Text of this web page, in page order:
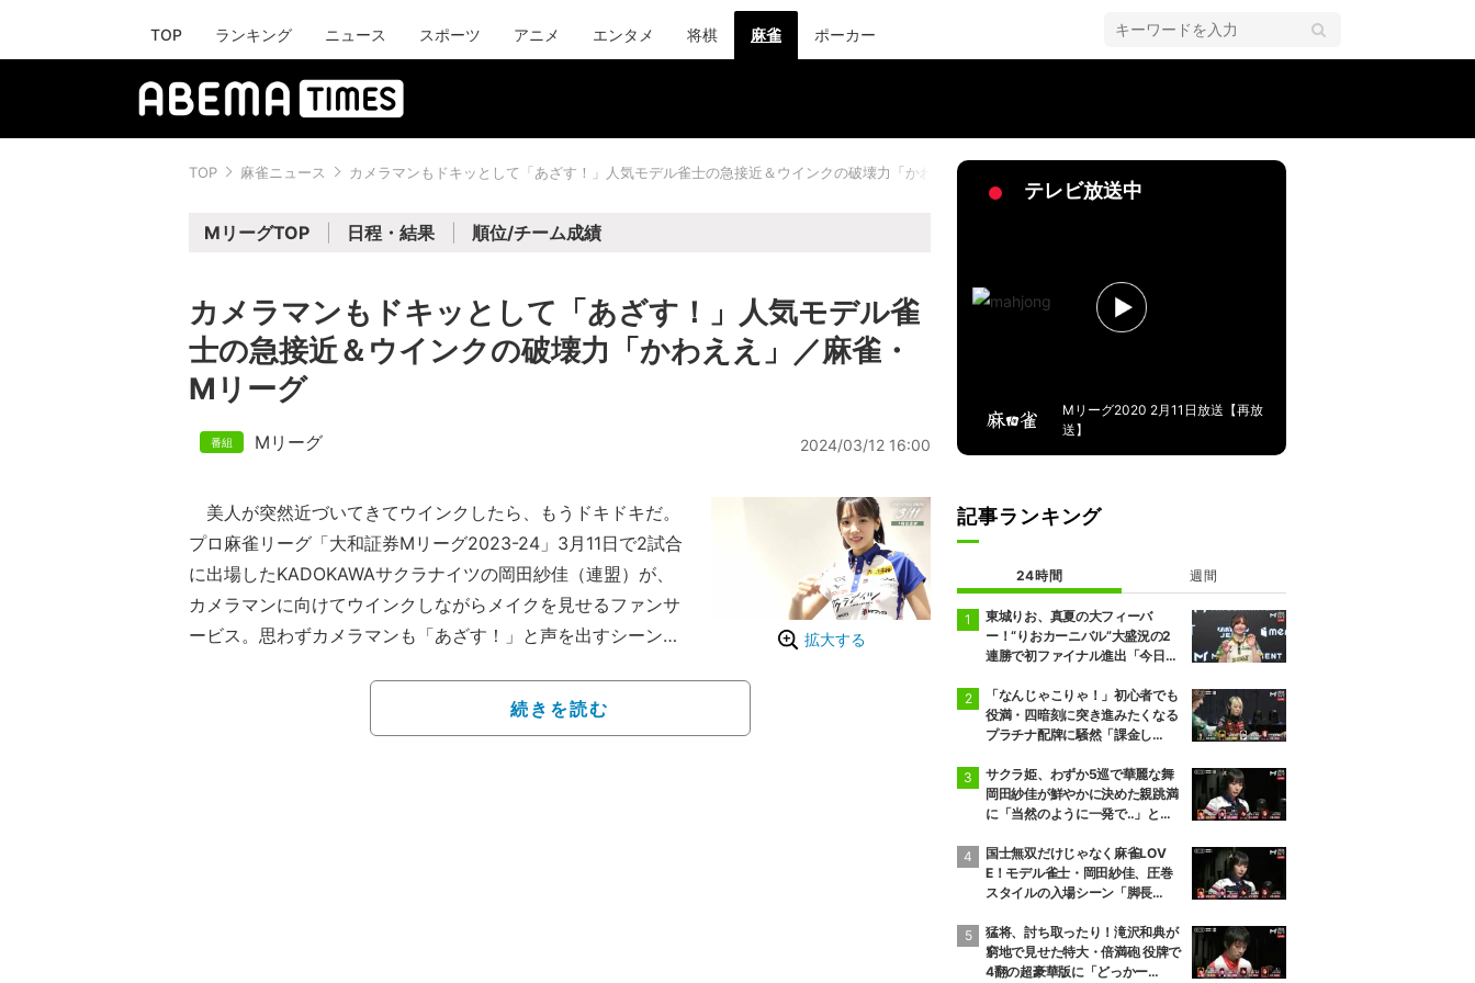
TOP ランキング ニュース スポーツ アニメ エンタメ 将棋 麻雀 ポーカー
TOP 麻雀ニュース カメラマンもドキッとして「あざす！」人気モデル雀士の急接近＆ウインクの破壊力「かわええ」／麻雀・Mリーグ
MリーグTOP 日程・結果 順位/チーム成績
カメラマンもドキッとして「あざす！」人気モデル雀
士の急接近＆ウインクの破壊力「かわええ」／麻雀・
Mリーグ
Mリーグ 2024/03/12 16:00
拡大する
美人が突然近づいてきてウインクしたら、もうドキドキだ。
プロ麻雀リーグ「大和証券Mリーグ2023-24」3月11日で2試合
に出場したKADOKAWAサクラナイツの岡田紗佳（連盟）が、
カメラマンに向けてウインクしながらメイクを見せるファンサ
ービス。思わずカメラマンも「あざす！」と声を出すシーンが
【映像】岡田紗佳、急接近＆ウインクの瞬間
岡田といえば、現役のモデル・タレントとして芸能界でも活
続きを読む
テレビ放送中
Mリーグ2020 2月11日放送【再放
送】
記事ランキング
24時間 週間
東城りお、真夏の大フィーバ
ー！“りおカーニバル”大盛況の2
連勝で初ファイナル進出「今日を
戸熊直樹／麻雀・Mトーナメント
「なんじゃこりゃ！」初心者でも
役満・四暗刻に突き進みたくなる
プラチナ配牌に騒然「課金し
サクラ姫、わずか5巡で華麗な舞
岡田紗佳が鮮やかに決めた親跳満
に「当然のように一発で‥」と驚
国士無双だけじゃなく麻雀LOV
E！モデル雀士・岡田紗佳、圧巻
スタイルの入場シーン「脚長
麻雀・Mトーナメント
猛将、討ち取ったり！滝沢和典が
窮地で見せた特大・倍満砲 役牌で
4翻の超豪華版に「どっかー